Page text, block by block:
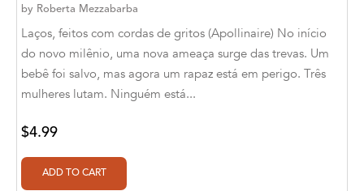
Abdal Hakim Murad
Abdul Rasheed KN
Abdus Subhan Dalvi
Abhishek Kumar
by Roberta Mezzabarba
Laços, feitos com cordas de gritos (Apollinaire) No início
do novo milênio, uma nova ameaça surge das trevas. Um
bebê foi salvo, mas agora um rapaz está em perigo. Três
mulheres lutam. Ninguém está...
$4.99